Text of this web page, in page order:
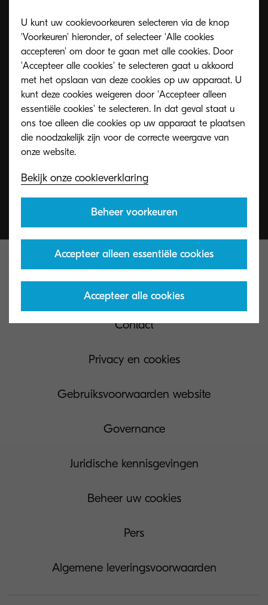
Digitaliseren in de cloud!
Onze productspecialisten staan klaar om u te
helpen bij het succesvol implementeren van
cloudtechnologie.
Contact
Privacy en cookies
Gebruiksvoorwaarden website
Governance
Juridische kennisgevingen
Beheer uw cookies
Pers
Algemene leveringsvoorwaarden
U kunt uw cookievoorkeuren selecteren via de knop
'Voorkeuren' hieronder, of selecteer 'Alle cookies
accepteren' om door te gaan met alle cookies. Door
'Accepteer alle cookies' te selecteren gaat u akkoord
met het opslaan van deze cookies op uw apparaat. U
kunt deze cookies weigeren door 'Accepteer alleen
essentiële cookies' te selecteren. In dat geval staat u
ons toe alleen die cookies op uw apparaat te plaatsen
die noodzakelijk zijn voor de correcte weergave van
Bekijk onze cookieverklaring
Beheer voorkeuren
Accepteer alleen essentiële cookies
Accepteer alle cookies